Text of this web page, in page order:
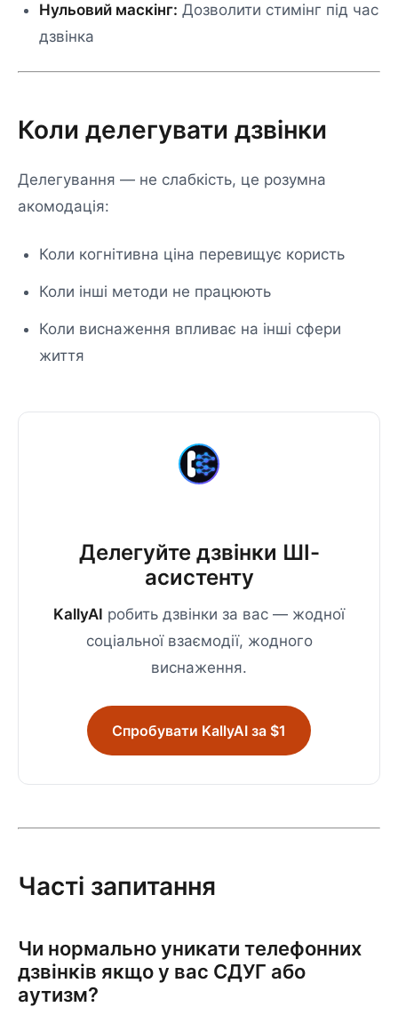
Нульовий маскінг: Дозволити стимінг під час
дзвінка
Коли делегувати дзвінки
Делегування — не слабкість, це розумна
акомодація:
Коли когнітивна ціна перевищує користь
Коли інші методи не працюють
Коли виснаження впливає на інші сфери
життя
Делегуйте дзвінки ШІ-
асистенту
KallyAI робить дзвінки за вас — жодної
соціальної взаємодії, жодного
виснаження.
Спробувати KallyAI за $1
Часті запитання
Чи нормально уникати телефонних
дзвінків якщо у вас СДУГ або
аутизм?